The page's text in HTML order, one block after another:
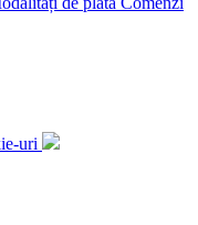
uri